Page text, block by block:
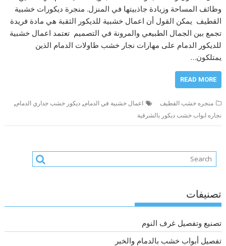
وظائف المساحة وزيادة جاذبيتها في المنزل. منجرة ديكورات خشبية
القطيف يمكن القول أن اعمال خشبية للديكور الثقبة هي مادة فريدة
تجمع بين الجمال الطبيعي والمرونة في التصميم تعتمد اعمال خشبية
للديكور الدمام على مهارات نجار خشب طاولات الدمام الذين
يمتلكون…
READ MORE
منجره خشب القطيف اعمال خشبية في الدمام,ديكور خشب جداري الدمام,
نجاره ابواب خشب ديكور بالشرقية
تصنيفات
تصنيع وتفصيل غرف النوم
تفصيل أبواب خشب بالدمام والخبر